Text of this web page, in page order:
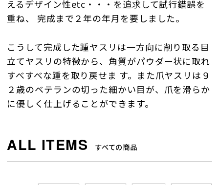
えるデザイン性etc・・・を追求して試行錯誤を
重ね、 完成まで２年の年月を要しました。
こうして完成した踵ヤスリは一方向に削り取る目
立てヤスリの特徴から、角質がパウダー状に取れ
すべすべな踵を取り戻せま す。また爪ヤスリは９
２歳のベテランの切った細かい目が、爪を滑らか
に優しく仕上げることができます。
すべての商品